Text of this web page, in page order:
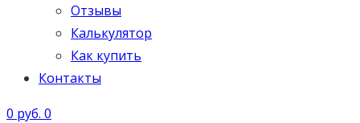
Отзывы
Калькулятор
Как купить
Контакты
0 руб. 0